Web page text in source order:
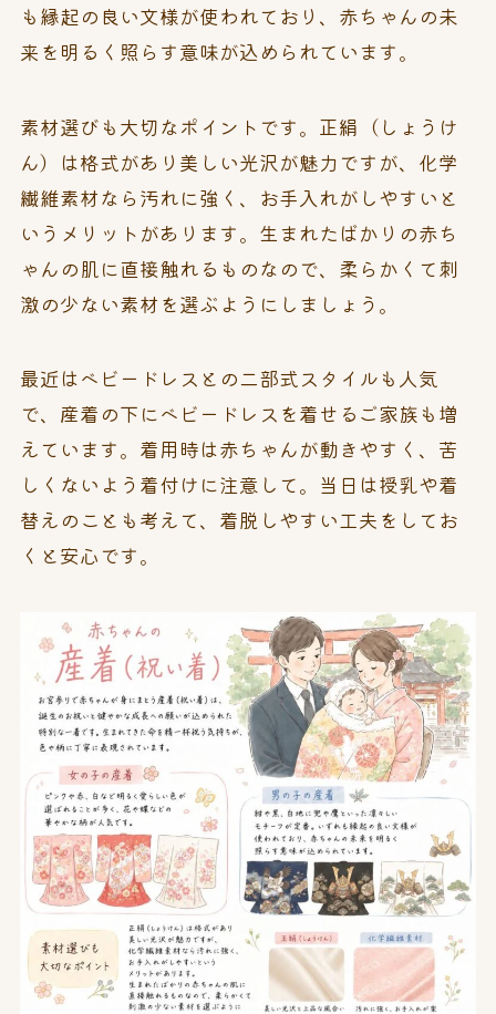
も縁起の良い文様が使われており、赤ちゃんの未
来を明るく照らす意味が込められています。
素材選びも大切なポイントです。正絹（しょうけ
ん）は格式があり美しい光沢が魅力ですが、化学
繊維素材なら汚れに強く、お手入れがしやすいと
いうメリットがあります。生まれたばかりの赤ち
ゃんの肌に直接触れるものなので、柔らかくて刺
激の少ない素材を選ぶようにしましょう。
最近はベビードレスとの二部式スタイルも人気
で、産着の下にベビードレスを着せるご家族も増
えています。着用時は赤ちゃんが動きやすく、苦
しくないよう着付けに注意して。当日は授乳や着
替えのことも考えて、着脱しやすい工夫をしてお
くと安心です。